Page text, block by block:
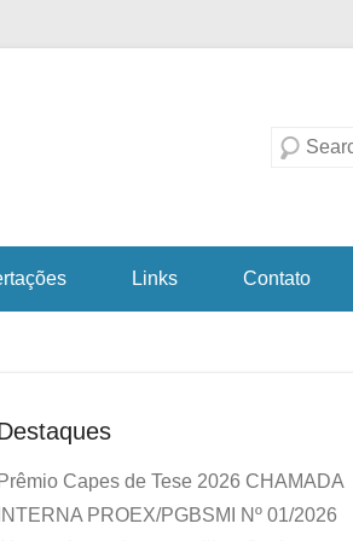
Investigativa
Pesquisa
Links Contato
Prêmio Capes de Tese 2026 CHAMADA
INTERNA PROEX/PGBSMI Nº 01/2026